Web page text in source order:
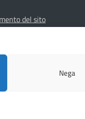
Nega
del sito